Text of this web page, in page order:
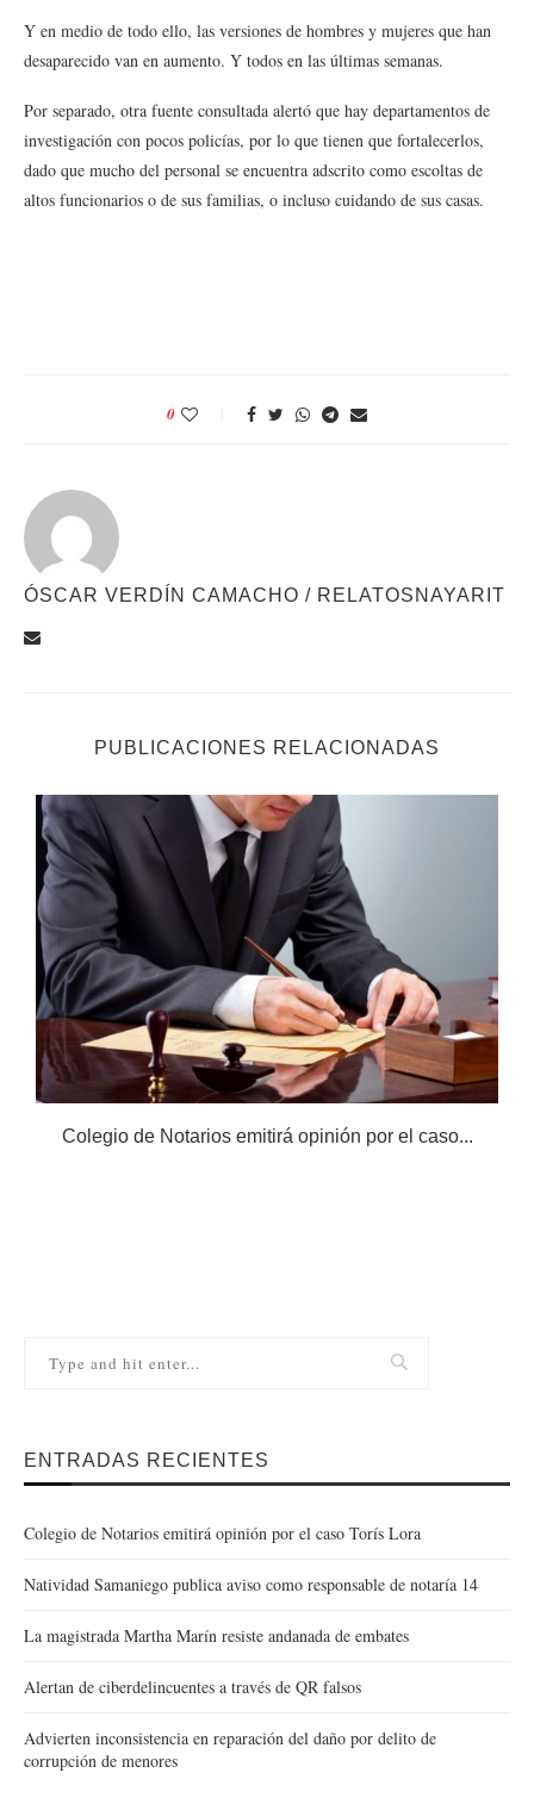
Y en medio de todo ello, las versiones de hombres y mujeres que han
desaparecido van en aumento. Y todos en las últimas semanas.
Por separado, otra fuente consultada alertó que hay departamentos de
investigación con pocos policías, por lo que tienen que fortalecerlos,
dado que mucho del personal se encuentra adscrito como escoltas de
altos funcionarios o de sus familias, o incluso cuidando de sus casas.
0
ÓSCAR VERDÍN CAMACHO / RELATOSNAYARIT
PUBLICACIONES RELACIONADAS
Colegio de Notarios emitirá opinión por el caso...
ENTRADAS RECIENTES
Colegio de Notarios emitirá opinión por el caso Torís Lora
Natividad Samaniego publica aviso como responsable de notaría 14
La magistrada Martha Marín resiste andanada de embates
Alertan de ciberdelincuentes a través de QR falsos
Advierten inconsistencia en reparación del daño por delito de
corrupción de menores